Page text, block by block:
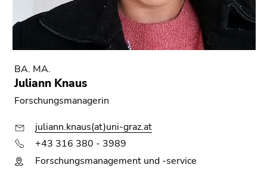
BA. MA.
Juliann Knaus
Forschungsmanagerin
juliann.knaus(at)uni-graz.at
+43 316 380 - 3989
Forschungsmanagement und -service